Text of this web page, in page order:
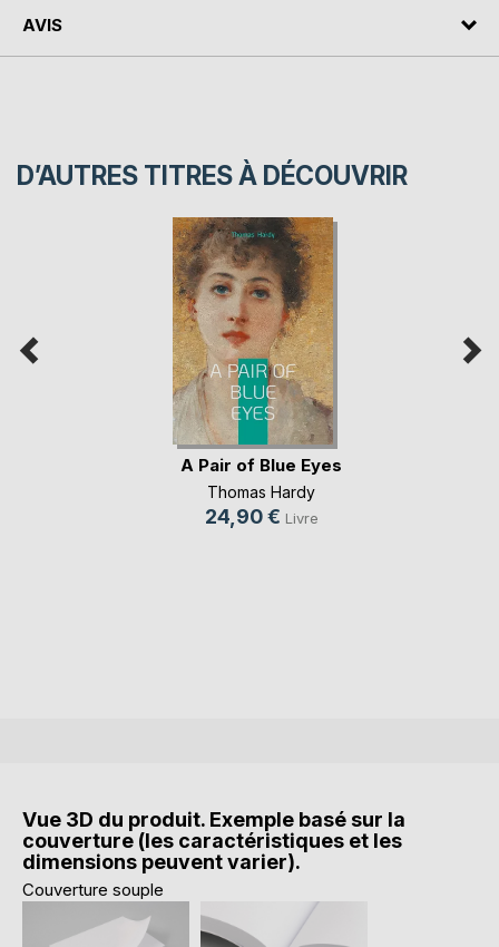
AVIS
D’AUTRES TITRES À DÉCOUVRIR
A Pair of Blue Eyes
Thomas Hardy
24,90 € Livre
Vue 3D du produit. Exemple basé sur la
couverture (les caractéristiques et les
dimensions peuvent varier).
Couverture souple